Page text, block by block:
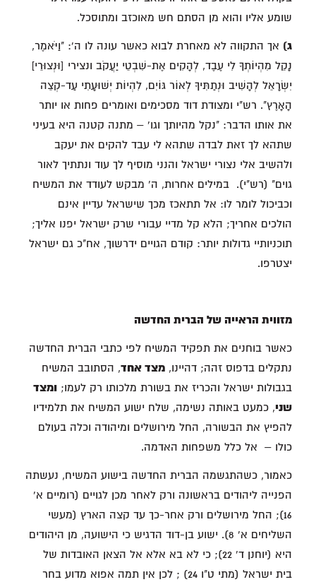
שומע אליו והוא מן הסתם חש מאוכזב ומתוסכל.
ג) אך התקווה לא מאחרת לבוא כאשר עונה לו ה': "וַיֹּאמֶר,
נָקֵל מִהְיוֹתְךָ לִי עֶבֶד, לְהָקִים אֶת-שִׁבְטֵי יַעֲקֹב ונצירי [וּנְצוּרֵי]
יִשְׂרָאֵל לְהָשִׁיב וּנְתַתִּיךָ לְאוֹר גּוֹיִם, לִהְיוֹת יְשׁוּעָתִי עַד-קְצֵה
הָאָרֶץ". רש"י ומצודת דוד מסכימים ואומרים פחות או יותר
את אותו הדבר: "נקל מהיותך וגו' – מתנה קטנה היא בעיני
שתהא לך זאת לבדה שתהא לי עבד להקים את יעקב
ולהשיב אלי נצורי ישראל והנני מוסיף לך עוד ונתתיך לאור
גוים" (רש"י). במילים אחרות, ה' מבקש לעודד את המשיח
וכביכול לומר לו: אל תתאכז מכך שישראל עדיין אינם
הולכים אחריך; הלא קל מדיי עבורי שרק ישראל יפנו אליך;
תוכניותיי גדולות יותר: קודם הגויים ידרשוך, אח"כ גם ישראל
יצטרפו.
מזווית הראייה של הברית החדשה
כאשר בוחנים את תפקיד המשיח לפי כתבי הברית החדשה
נתקלים בדפוס זהה; דהיינו, מצד אחד, הסתובב המשיח
בגבולות ישראל והכריז את בשורת מלכותו רק לעמו; ומצד
שני, כמעט באותה נשימה, שלח ישוע המשיח את תלמידיו
להפיץ את הבשורה, החל מירושלים ומיהודה וכלה בעולם
כולו – אל כלל משפחות האדמה.
כאמור, כשהתגשמה הברית החדשה בישוע המשיח, נעשתה
הפנייה ליהודים בראשונה ורק לאחר מכן לגויים (רומיים א'
16); החל מירושלים ורק אחר-כך עד קצה הארץ (מעשי
השליחים א' 8). ישוע בן-דוד הדגיש כי הישועה, מן היהודים
היא (יוחנן ד' 22); כי לא בא אלא אל הצאן האובדות של
בית ישראל (מתי ט"ו 24) ; לכן אין תמה אפוא מדוע בחר